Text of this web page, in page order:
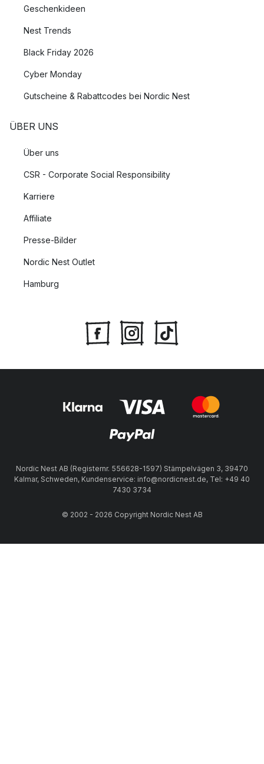
Geschenkideen
Nest Trends
Black Friday 2026
Cyber Monday
Gutscheine & Rabattcodes bei Nordic Nest
ÜBER UNS
Über uns
CSR - Corporate Social Responsibility
Karriere
Affiliate
Presse-Bilder
Nordic Nest Outlet
Hamburg
Nordic Nest AB (Registernr. 556628-1597) Stämpelvägen 3, 39470
Kalmar, Schweden, Kundenservice: info@nordicnest.de, Tel: +49 40
7430 3734
© 2002 - 2026 Copyright Nordic Nest AB